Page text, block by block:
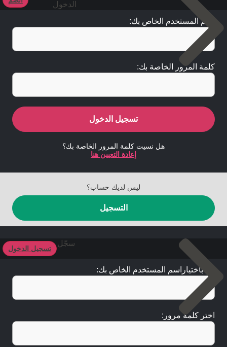
الدخول
اسم المستخدم الخاص بك:
كلمة المرور الخاصة بك:
تسجيل الدخول
هل نسيت كلمة المرور الخاصة بك؟
إعادة التعيين هنا
ليس لديك حساب؟
التسجيل
سجّل
تسجيل الدخول
قم باختياراسم المستخدم الخاص بك:
اختر كلمة مرور: